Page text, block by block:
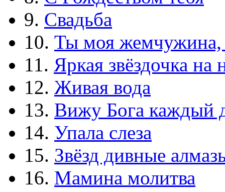
9. Свадьба
10. Ты моя жемчужина,
11. Яркая звёздочка на
12. Живая вода
13. Вижу Бога каждый
14. Упала слеза
15. Звёзд дивные
16. Мамина молитва